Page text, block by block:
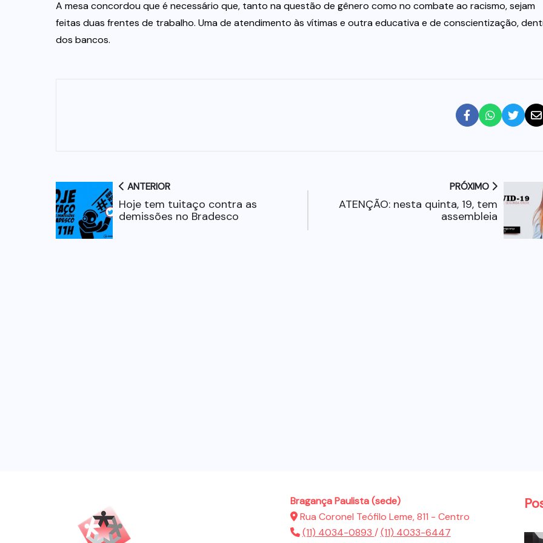
A mesa concordou que é necessário que, tanto na questão de gênero como no combate ao racismo, sejam
feitas duas frentes de trabalho. Uma de atendimento às vítimas e outra educativa e de conscientização,
dos bancos.
ANTERIOR
Hoje tem tuitaço contra as
demissões no Bradesco
PRÓXIMO
ATENÇÃO: nesta quinta, 19, tem
assembleia
Bragança Paulista (sede)
Rua Coronel Teófilo Leme, 811 - Centro
(11) 4034-0893 /(11) 4033-6447